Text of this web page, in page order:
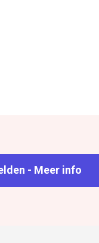
- Meer info